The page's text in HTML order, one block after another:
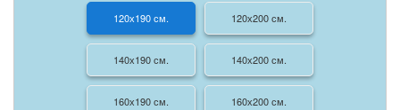
120х190 см. 120х200 см.
140х190 см. 140х200 см.
160х190 см. 160х200 см.